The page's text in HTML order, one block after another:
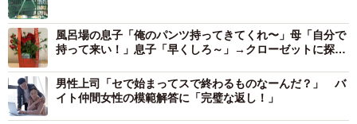
橋本さんとおじいさんとの間で交わした心温まる出来事…
そんな投稿に「素敵なエピソード」「いい話だ…」と、心
をほっこりさせる人たちからたくさんのコメントが寄せら
れています。
「レジって本当に難しい。こっちが空いてると思ったら研
風呂場の息子「俺のパンツ持ってきてくれ〜」母「自分で
持って来い！」息子「早くしろ～」→クローゼットに探し
男性上司「セで始まってスで終わるものなーんだ？」 バ
イト仲間女性の模範解答に「完璧な返し！」